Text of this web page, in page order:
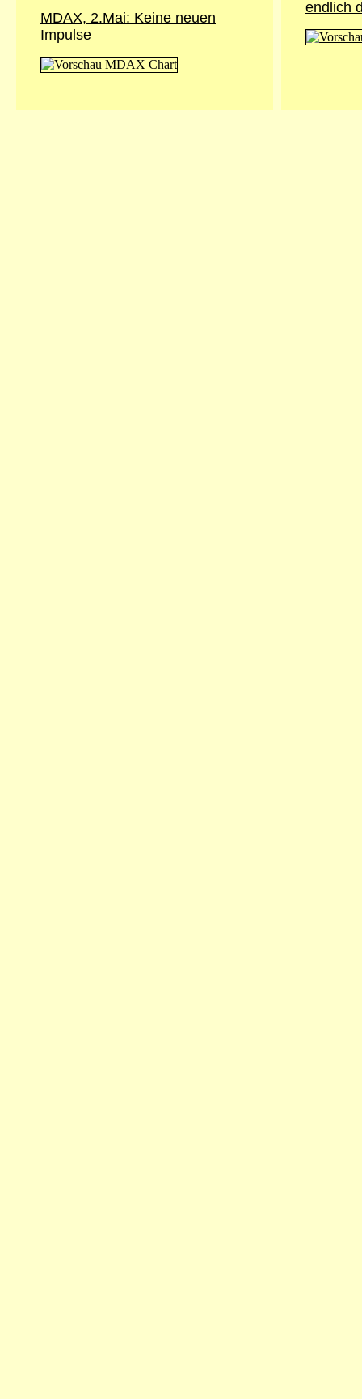
MDAX, 2.Mai: Keine neuen
Impulse
endlich